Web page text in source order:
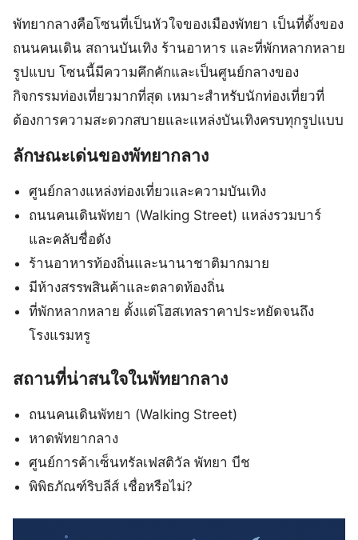
พัทยากลางคือโซนที่เป็นหัวใจของเมืองพัทยา เป็นที่ตั้งของ
ถนนคนเดิน สถานบันเทิง ร้านอาหาร และที่พักหลากหลาย
รูปแบบ โซนนี้มีความคึกคักและเป็นศูนย์กลางของ
กิจกรรมท่องเที่ยวมากที่สุด เหมาะสำหรับนักท่องเที่ยวที่
ต้องการความสะดวกสบายและแหล่งบันเทิงครบทุกรูปแบบ
ลักษณะเด่นของพัทยากลาง
ศูนย์กลางแหล่งท่องเที่ยวและความบันเทิง
ถนนคนเดินพัทยา (Walking Street) แหล่งรวมบาร์
และคลับชื่อดัง
ร้านอาหารท้องถิ่นและนานาชาติมากมาย
มีห้างสรรพสินค้าและตลาดท้องถิ่น
ที่พักหลากหลาย ตั้งแต่โฮสเทลราคาประหยัดจนถึง
โรงแรมหรู
สถานที่น่าสนใจในพัทยากลาง
ถนนคนเดินพัทยา (Walking Street)
หาดพัทยากลาง
ศูนย์การค้าเซ็นทรัลเฟสติวัล พัทยา บีช
พิพิธภัณฑ์ริบลีส์ เชื่อหรือไม่?